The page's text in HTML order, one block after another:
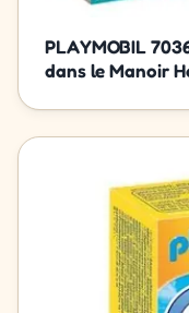
PLAYMOBIL
dans le Manoir